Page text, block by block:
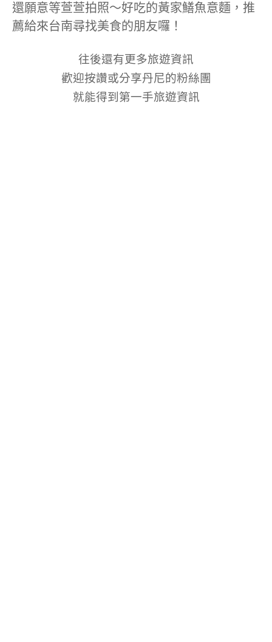
還願意等萱萱拍照～好吃的黃家鱔魚意麵，推
薦給來台南尋找美食的朋友囉！
往後還有更多旅遊資訊
歡迎按讚或分享丹尼的粉絲團
就能得到第一手旅遊資訊